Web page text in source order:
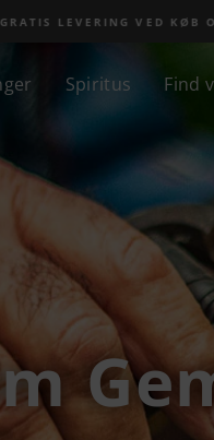
❤️ HØJ
Spiritus Find